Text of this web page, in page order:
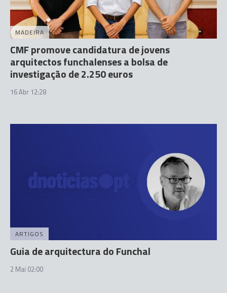
MADEIRA
CMF promove candidatura de jovens
arquitectos funchalenses a bolsa de
investigação de 2.250 euros
16 Abr 12:28
ARTIGOS
Guia de arquitectura do Funchal
2 Mai 02:00